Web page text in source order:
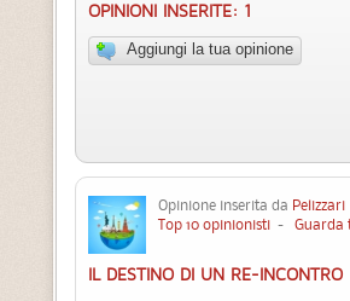
OPINIONI INSERITE: 1
Aggiungi la tua opinione
Opinione inserita da Pelizzari
Top 10 opinionisti - Guarda
IL DESTINO DI UN RE-INCONTRO